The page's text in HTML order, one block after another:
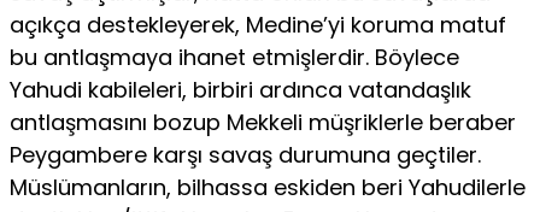
açıkça destekleyerek, Medine’yi koruma matuf
bu antlaşmaya ihanet etmişlerdir. Böylece
Yahudi kabileleri, birbiri ardınca vatandaşlık
antlaşmasını bozup Mekkeli müşriklerle beraber
Peygambere karşı savaş durumuna geçtiler.
Müslümanların, bilhassa eskiden beri Yahudilerle